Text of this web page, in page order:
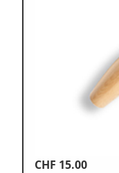
CHF 15.00